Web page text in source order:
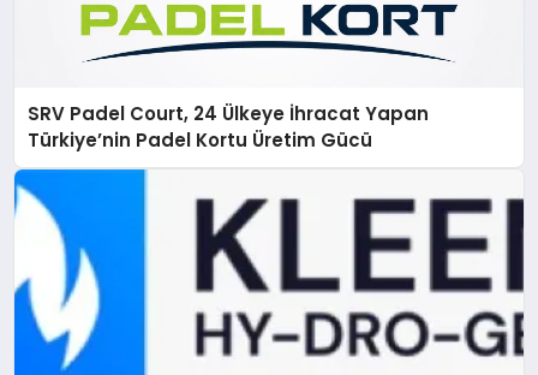
SRV Padel Court, 24 Ülkeye İhracat Yapan
Türkiye’nin Padel Kortu Üretim Gücü